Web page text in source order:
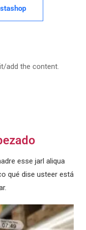
add the content.
esse jarl aliqua
qué dise usteer está